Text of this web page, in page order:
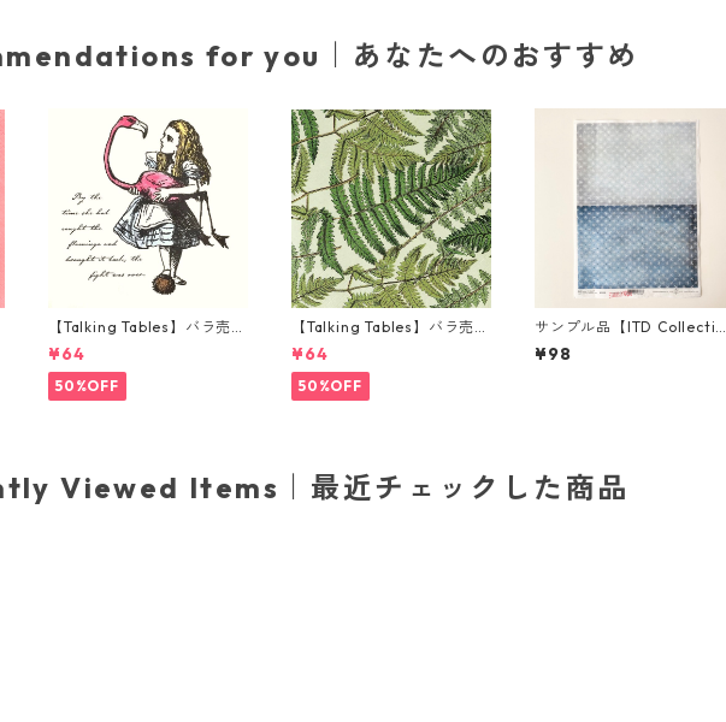
for you｜あなたへのおすすめ
【Talking Tables】バラ売り
1枚 ランチサイズ ペーパーナ
プキン TRULY ALICE クリー
ム
¥64
50%OFF
【Talking Tables】バラ売り
1枚 ランチサイズ ペーパーナ
プキン FERN グリーン
¥64
50%OFF
サンプル品【ITD Collectio
n】A4サイズ ライスペーパ
ー R2319 デコパージュ
¥98
Viewed Items｜最近チェックした商品